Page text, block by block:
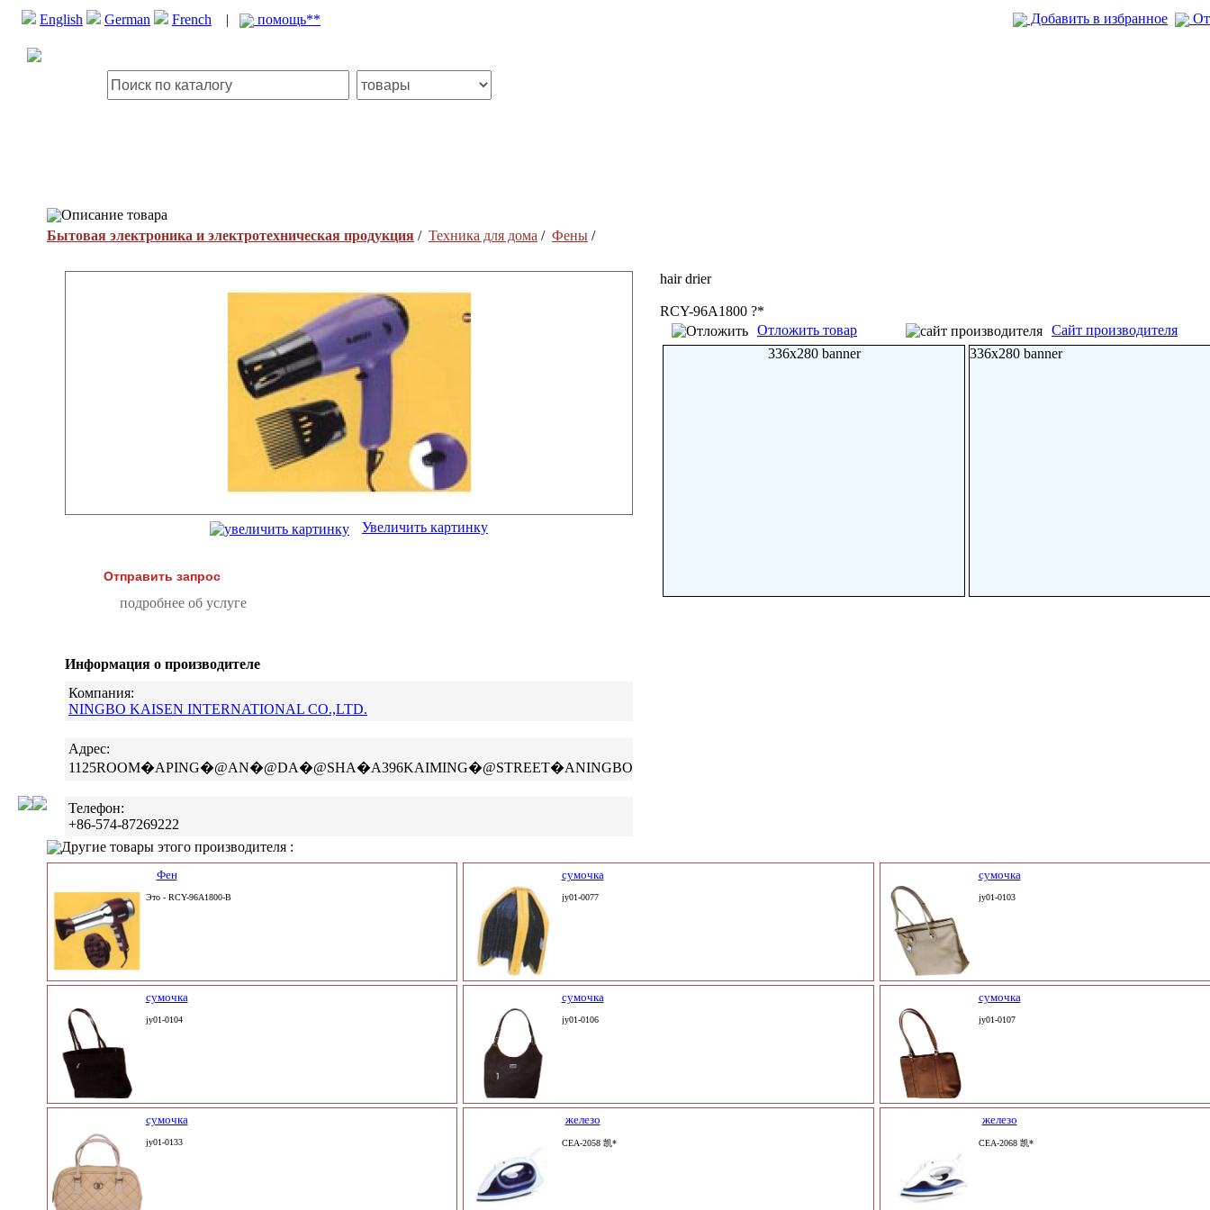
English German French | помощь** Добавить в избранное
Описание товара
Бытовая электроника и электротехническая продукция / Техника для дома / Фены /
Увеличить картинку
Отправить запрос
подробнее об услуге
Информация о производителе
Компания:
NINGBO KAISEN INTERNATIONAL CO.,LTD.
Адрес:
1125ROOM�APING�@AN�@DA�@SHA�A396KAIMING�@STREET�ANINGBO
Телефон:
+86-574-87269222
hair drier
RCY-96A1800 ?*
Отложить товар
Сайт производителя
336x280 banner
336x280 banner
Другие товары этого производителя :
Фен
Это - RCY-96A1800-B
сумочка
jy01-0077
сумочка
jy01-0103
сумочка
jy01-0104
сумочка
jy01-0106
сумочка
jy01-0107
сумочка
jy01-0133
железо
CEA-2058 凯*
железо
CEA-2068 凯*